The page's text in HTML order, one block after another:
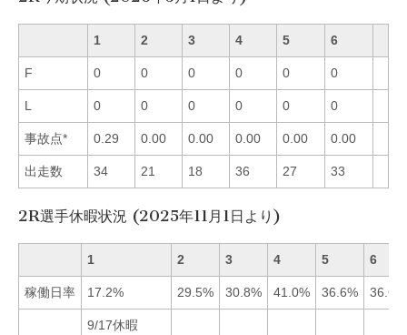
1 2 3 4 5 6
F 0 0 0 0 0 0
L 0 0 0 0 0 0
事故点* 0.29 0.00 0.00 0.00 0.00 0.00
出走数 34 21 18 36 27 33
2R選手休暇状況 (2025年11月1日より)
1 2 3 4 5 6
稼働日率 17.2% 29.5% 30.8% 41.0% 36.6% 36.6%
9/17休暇